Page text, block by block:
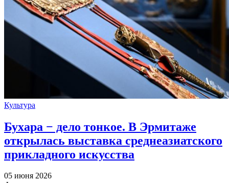
Культура
Бухара − дело тонкое. В Эрмитаже
открылась выставка среднеазиатского
прикладного искусства
05 июня 2026